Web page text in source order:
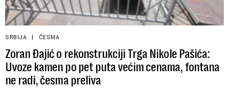
SRBIJA ČESMA
Zoran Đajić o rekonstrukciji Trga Nikole Pašića:
Uvoze kamen po pet puta većim cenama, fontana
ne radi, česma preliva